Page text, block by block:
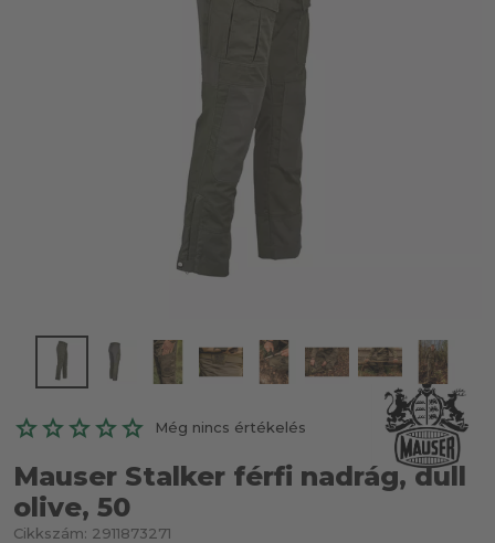
Még nincs értékelés
Mauser Stalker férfi nadrág, dull
olive, 50
Cikkszám: 2911873271